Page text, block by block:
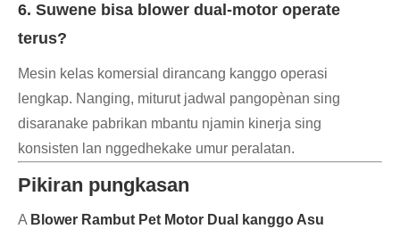
6. Suwene bisa blower dual-motor operate
terus?
Mesin kelas komersial dirancang kanggo operasi
lengkap. Nanging, miturut jadwal pangopènan sing
disaranake pabrikan mbantu njamin kinerja sing
konsisten lan nggedhekake umur peralatan.
Pikiran pungkasan
A Blower Rambut Pet Motor Dual kanggo Asu